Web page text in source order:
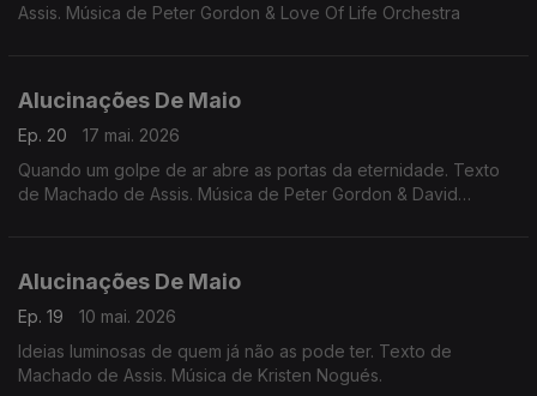
Assis. Música de Peter Gordon & Love Of Life Orchestra
Alucinações De Maio
Ep. 20
17 mai. 2026
Quando um golpe de ar abre as portas da eternidade. Texto
de Machado de Assis. Música de Peter Gordon & David
Alucinações De Maio
Ep. 19
10 mai. 2026
Ideias luminosas de quem já não as pode ter. Texto de
Machado de Assis. Música de Kristen Nogués.